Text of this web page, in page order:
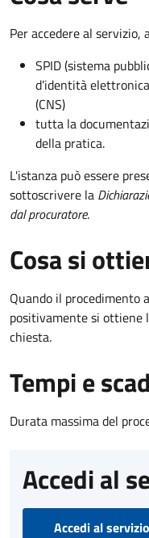
Per accedere al servizio,
SPID (sistema
d’identità
(CNS)
tutta la
della pratica.
L'istanza può essere
sottoscrivere la
dal procuratore.
Cosa si
Quando il procedimento
positivamente si ottiene
chiesta.
Tempi e
Durata massima del
Accedi al
Accedi al servizio